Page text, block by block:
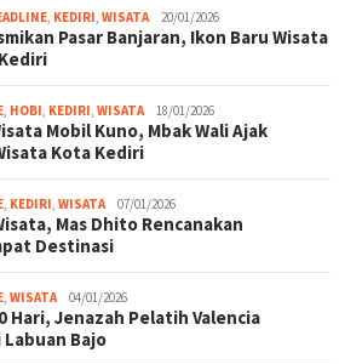
KEDIRI WISATA 20/01/2026
Pasar Banjaran, Ikon Baru Wisata
HOBI KEDIRI WISATA 18/01/2026
Mobil Kuno, Mbak Wali Ajak
Kota Kediri
KEDIRI WISATA 07/01/2026
Mas Dhito Rencanakan
Destinasi
WISATA 04/01/2026
Hari, Jenazah Pelatih Valencia
Bajo